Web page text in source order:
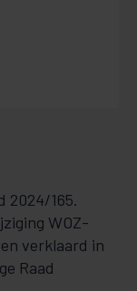
2024/165.
WOZ-
verklaard in
Raad